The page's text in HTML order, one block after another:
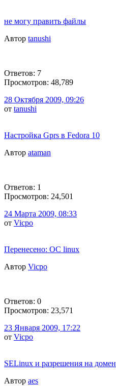
не могу править файлы
Автор tanushi
Ответов: 7
Просмотров: 48,789
28 Октября 2009, 09:26
от tanushi
Настройка Gprs в Fedora 10
Автор ataman
Ответов: 1
Просмотров: 24,501
24 Марта 2009, 08:33
от Vicpo
Перенесено: OC linux
Автор Vicpo
Ответов: 0
Просмотров: 23,571
23 Января 2009, 17:22
от Vicpo
SELinux и разрешения на домен
Автор aes